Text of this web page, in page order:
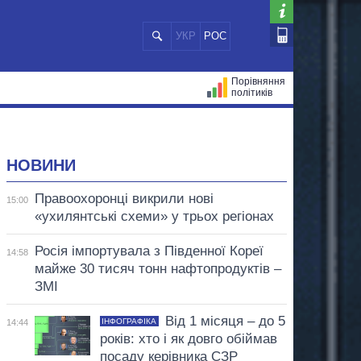
УКР РОС
Порівняння
політиків
НОВИНИ
15:00
Правоохоронці викрили нові
«ухилянтські схеми» у трьох регіонах
14:58
Росія імпортувала з Південної Кореї
майже 30 тисяч тонн нафтопродуктів –
ЗМІ
14:44 ІНФОГРАФІКА
Від 1 місяця – до 5
років: хто і як довго обіймав
посаду керівника СЗР